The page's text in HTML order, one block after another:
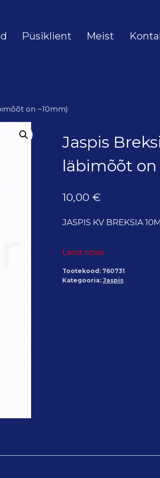
Püsiklient Meist
on ~10mm)
Jaspis
läbimõõt
10,00 €
JASPIS KV BREKSIA
Laost otsas
Tootekood: 760731
Kategooria: Jaspis